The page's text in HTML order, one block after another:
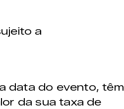
a
data do evento, têm
da sua taxa de